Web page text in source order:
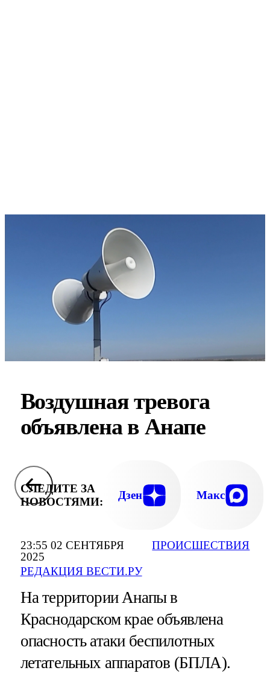
23:55 02 СЕНТЯБРЯ
2025
РЕДАКЦИЯ ВЕСТИ.РУ
ПРОИСШЕСТВИЯ
Воздушная тревога
объявлена в Анапе
СЛЕДИТЕ ЗА
НОВОСТЯМИ:
Дзен Макс
На территории Анапы в
Краснодарском крае объявлена
опасность атаки беспилотных
летательных аппаратов (БПЛА).